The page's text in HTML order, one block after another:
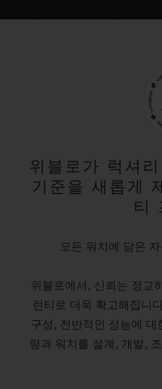
위블로가 럭셔
기준을 새롭게
티
모든 워치에 담은
위블로에서, 신뢰는 정교
런티로 더욱 확고해집니
구성, 전반적인 성능에 대
량과 워치를 설계, 개발,